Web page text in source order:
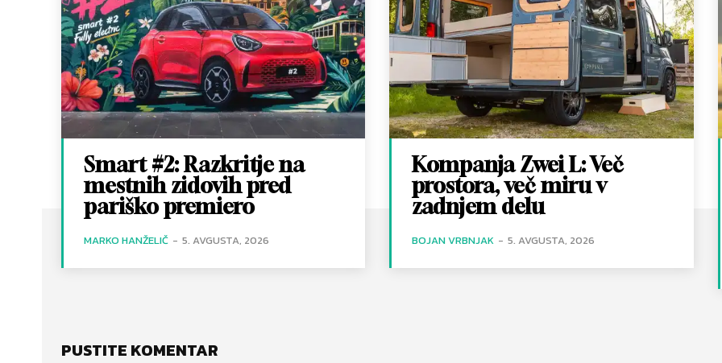
Smart #2: Razkritje na
mestnih zidovih pred
pariško premiero
MARKO HANŽELIČ - 5. AVGUSTA, 2026
Kompanja Zwei L: Več
prostora, več miru v
zadnjem delu
BOJAN VRBNJAK - 5. AVGUSTA, 2026
PUSTITE KOMENTAR